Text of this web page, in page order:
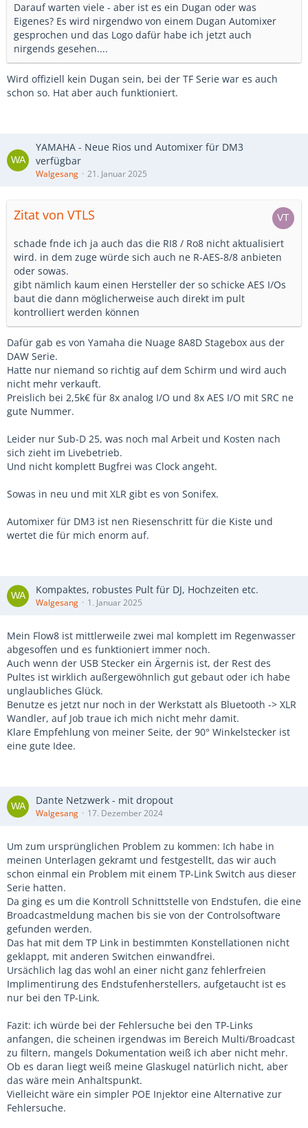
Wie armselig muss ein Konzern sein, um solche Hürden
aufzubauen, damit die Leute bloß aus Verzweiflung und
wider besseren Wissens irgendwelche Abonnements
abschließen, um ihre Ruhe zu haben?
Dazu noch ein weiteres IDN von der Installation der CC:
Dabei lädt Adobe ungefragt alle persönlichen Daten (lokal
ist: Microsoft ist keinen Deut besser und hat wieder
ungefragt und ohne die Möglichkeit eines Widerspruchs
Software heimlich installiert. Ich möchte kein Spotify, ich
Das ist MEIN Rechner, nicht der Computer von Microsoft!
Bei dieser immer größer werdenden Übergriffigkeit von
Multimilliarden-Dollar-Konzernen wie Adobe, Microsoft,
Google und vielen anderen, könnte ich im Strahl speien!
Darauf warten viele - aber ist es ein Dugan oder was
Eigenes? Es wird nirgendwo von einem Dugan Automixer
gesprochen und das Logo dafür habe ich jetzt auch
nirgends gesehen....
Wird offiziell kein Dugan sein, bei der TF Serie war es auch
schon so. Hat aber auch funktioniert.
YAMAHA - Neue Rios und Automixer für DM3
verfügbar
Walgesang 21. Januar 2025
Zitat von VTLS
schade fnde ich ja auch das die RI8 / Ro8 nicht aktualisiert
wird. in dem zuge würde sich auch ne R-AES-8/8 anbieten
oder sowas.
gibt nämlich kaum einen Hersteller der so schicke AES I/Os
baut die dann möglicherweise auch direkt im pult
kontrolliert werden können
Dafür gab es von Yamaha die Nuage 8A8D Stagebox aus der
DAW Serie.
Hatte nur niemand so richtig auf dem Schirm und wird auch
nicht mehr verkauft.
Preislich bei 2,5k€ für 8x analog I/O und 8x AES I/O mit SRC ne
gute Nummer.
Leider nur Sub-D 25, was noch mal Arbeit und Kosten nach
sich zieht im Livebetrieb.
Und nicht komplett Bugfrei was Clock angeht.
Sowas in neu und mit XLR gibt es von Sonifex.
Automixer für DM3 ist nen Riesenschritt für die Kiste und
wertet die für mich enorm auf.
Kompaktes, robustes Pult für DJ, Hochzeiten etc.
Walgesang 1. Januar 2025
Mein Flow8 ist mittlerweile zwei mal komplett im Regenwasser
abgesoffen und es funktioniert immer noch.
Auch wenn der USB Stecker ein Ärgernis ist, der Rest des
Pultes ist wirklich außergewöhnlich gut gebaut oder ich habe
unglaubliches Glück.
Benutze es jetzt nur noch in der Werkstatt als Bluetooth -> XLR
Wandler, auf Job traue ich mich nicht mehr damit.
Klare Empfehlung von meiner Seite, der 90° Winkelstecker ist
eine gute Idee.
Dante Netzwerk - mit dropout
Walgesang 17. Dezember 2024
Um zum ursprünglichen Problem zu kommen: Ich habe in
meinen Unterlagen gekramt und festgestellt, das wir auch
schon einmal ein Problem mit einem TP-Link Switch aus dieser
Serie hatten.
Da ging es um die Kontroll Schnittstelle von Endstufen, die eine
Broadcastmeldung machen bis sie von der Controlsoftware
gefunden werden.
Das hat mit dem TP Link in bestimmten Konstellationen nicht
geklappt, mit anderen Switchen einwandfrei.
Ursächlich lag das wohl an einer nicht ganz fehlerfreien
Implimentirung des Endstufenherstellers, aufgetaucht ist es
nur bei den TP-Link.
Fazit: ich würde bei der Fehlersuche bei den TP-Links
anfangen, die scheinen irgendwas im Bereich Multi/Broadcast
zu filtern, mangels Dokumentation weiß ich aber nicht mehr.
Ob es daran liegt weiß meine Glaskugel natürlich nicht, aber
das wäre mein Anhaltspunkt.
Vielleicht wäre ein simpler POE Injektor eine Alternative zur
Fehlersuche.